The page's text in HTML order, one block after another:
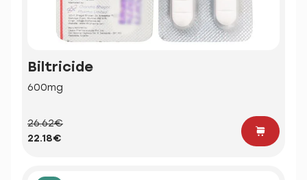
Biltricide
600mg
26.62€
22.18€